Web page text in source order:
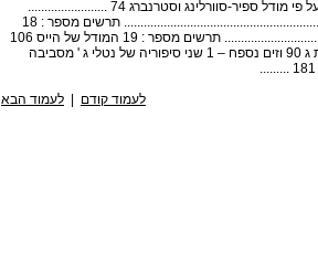
תרשים מספר : 17 שלבי התפתחות הכתיבה 87 ....................................................................... תרשים מספר : 18
המודל המעגלי של הייס ופלאור 105 ........................................................... תרשים מספר : 19 המודל של הייס 106
............................................................................... רשימת ג 90 וזים נספח – 1 שני סיפוריה של נטלי ג ' מסביבה
לעמוד קודם | לעמוד הבא